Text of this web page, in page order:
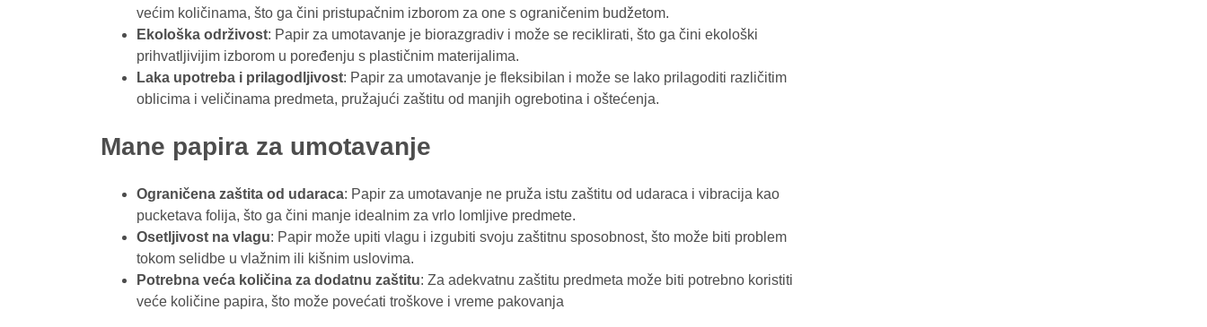
većim količinama, što ga čini pristupačnim izborom za one s ograničenim budžetom.
Ekološka održivost: Papir za umotavanje je biorazgradiv i može se reciklirati, što ga čini ekološki
prihvatljivijim izborom u poređenju s plastičnim materijalima.
Laka upotreba i prilagodljivost: Papir za umotavanje je fleksibilan i može se lako prilagoditi različitim
oblicima i veličinama predmeta, pružajući zaštitu od manjih ogrebotina i oštećenja.
Mane papira za umotavanje
Ograničena zaštita od udaraca: Papir za umotavanje ne pruža istu zaštitu od udaraca i vibracija kao
pucketava folija, što ga čini manje idealnim za vrlo lomljive predmete.
Osetljivost na vlagu: Papir može upiti vlagu i izgubiti svoju zaštitnu sposobnost, što može biti problem
tokom selidbe u vlažnim ili kišnim uslovima.
Potrebna veća količina za dodatnu zaštitu: Za adekvatnu zaštitu predmeta može biti potrebno koristiti
veće količine papira, što može povećati troškove i vreme pakovanja